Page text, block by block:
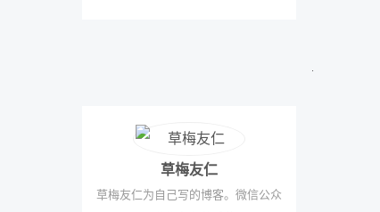
草梅友仁
草梅友仁为自己写的博客。微信公众